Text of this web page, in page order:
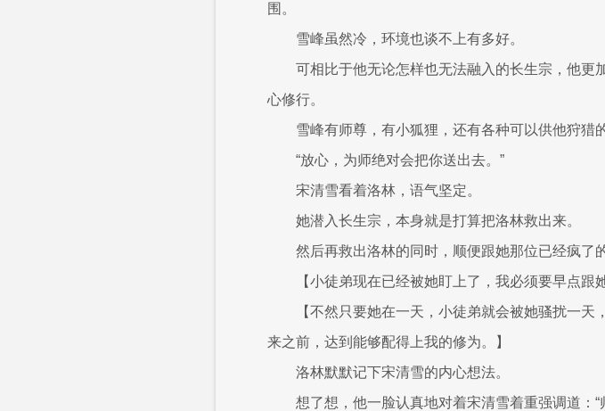
围。
雪峰虽然冷，环境也谈不上有多好。
可相比于他无论怎样也无法融入的长生宗，他更
心修行。
雪峰有师尊，有小狐狸，还有各种可以供他狩猎
“放心，为师绝对会把你送出去。”
宋清雪看着洛林，语气坚定。
她潜入长生宗，本身就是打算把洛林救出来。
然后再救出洛林的同时，顺便跟她那位已经疯了
【小徒弟现在已经被她盯上了，我必须要早点跟
【不然只要她在一天，小徒弟就会被她骚扰一
来之前，达到能够配得上我的修为。】
洛林默默记下宋清雪的内心想法。
想了想，他一脸认真地对着宋清雪着重强调道：